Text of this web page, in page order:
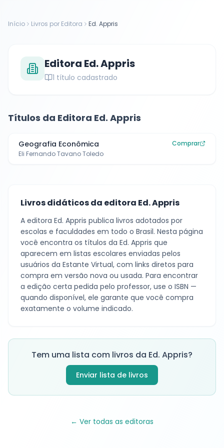
Início Livros por Editora Ed. Appris
Editora Ed. Appris
1 título cadastrado
Títulos da Editora Ed. Appris
Geografia Econômica
Eli Fernando Tavano Toledo
Comprar
Livros didáticos da editora Ed. Appris
A editora Ed. Appris publica livros adotados por
escolas e faculdades em todo o Brasil. Nesta página
você encontra os títulos da Ed. Appris que
aparecem em listas escolares enviadas pelos
usuários da Estante Virtual, com links diretos para
compra em versão nova ou usada. Para encontrar
a edição certa pedida pelo professor, use o ISBN —
quando disponível, ele garante que você compra
exatamente o volume indicado.
Tem uma lista com livros da Ed. Appris?
Enviar lista de livros
← Ver todas as editoras